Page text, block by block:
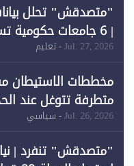
"متصدقش" تحلل
Jul. 27, 2026- تعليم
مخططات الاستيطان
متطرفة تتوغل عند
خرق الحدود
Jul. 26, 2026- سياسي
"متصدقش" تنفرد |